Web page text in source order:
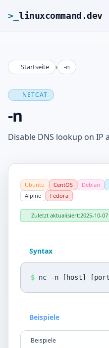
>_ linuxcommand.dev
>_linuxcommand.dev
Roadmap
Kontakt
Impressum
Datenschutz
Sprache
Design
Startseite › -n
NETCAT
-n
Disable DNS lookup on IP
Ubuntu CentOS Debian
Alpine
Fedora
Zuletzt aktualisiert:2025-10-07
Syntax
$ nc -n [host]
Beispiele
Beispiele